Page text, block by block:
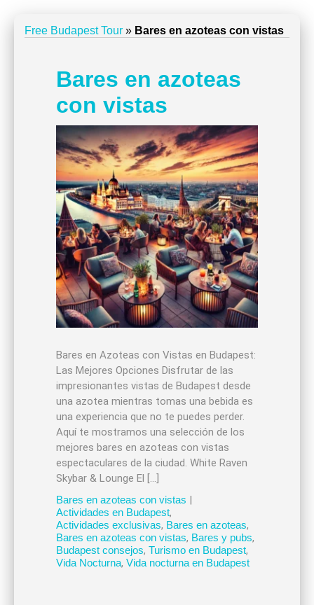
Free Budapest Tour » Bares en azoteas con vistas
Bares en azoteas
con vistas
Bares en Azoteas con Vistas en Budapest:
Las Mejores Opciones Disfrutar de las
impresionantes vistas de Budapest desde
una azotea mientras tomas una bebida es
una experiencia que no te puedes perder.
Aquí te mostramos una selección de los
mejores bares en azoteas con vistas
espectaculares de la ciudad. White Raven
Skybar & Lounge El […]
Bares en azoteas con vistas |
Actividades en Budapest,
Actividades exclusivas, Bares en azoteas,
Bares en azoteas con vistas, Bares y pubs,
Budapest consejos, Turismo en Budapest,
Vida Nocturna, Vida nocturna en Budapest